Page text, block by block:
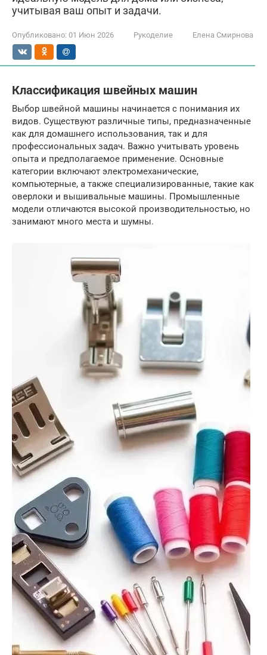
учитывая ваш опыт и задачи.
Опубликовано: 01 Июн 2026 Рукоделие Елена Смирнова
Классификация швейных машин
Выбор швейной машины начинается с понимания их
видов. Существуют различные типы, предназначенные
как для домашнего использования, так и для
профессиональных задач. Важно учитывать уровень
опыта и предполагаемое применение. Основные
категории включают электромеханические,
компьютерные, а также специализированные, такие как
оверлоки и вышивальные машины. Промышленные
модели отличаются высокой производительностью, но
занимают много места и шумны.